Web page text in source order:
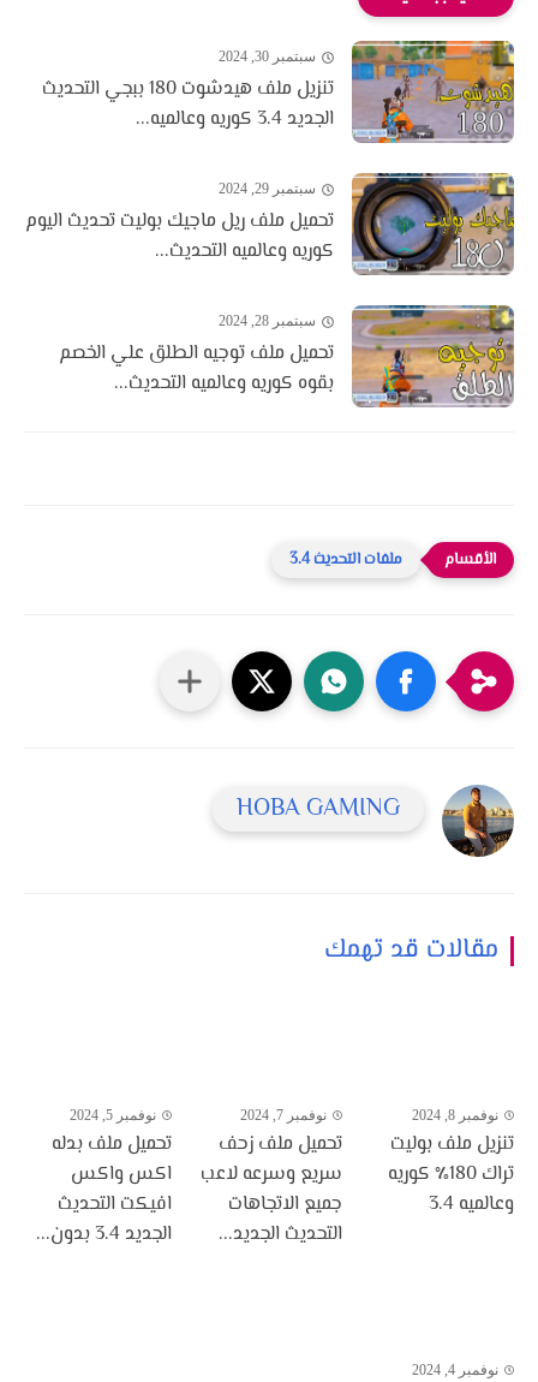
سبتمبر 30, 2024
تنزيل ملف هيدشوت 180 ببجي التحديث
الجديد 3.4 كوريه وعالميه...
سبتمبر 29, 2024
تحميل ملف ريل ماجيك بوليت تحديث اليوم
كوريه وعالميه التحديث...
سبتمبر 28, 2024
تحميل ملف توجيه الطلق علي الخصم
بقوه كوريه وعالميه التحديث...
ملفات التحديث 3.4
HOBA GAMING
مقالات قد تهمك
نوفمبر 8, 2024
تنزيل ملف بوليت
تراك 180٪ كوريه
وعالميه 3.4
نوفمبر 7, 2024
تحميل ملف زحف
سريع وسرعه لاعب
جميع الاتجاهات
التحديث الجديد...
نوفمبر 5, 2024
تحميل ملف بدله
اكس واكس
افيكت التحديث
الجديد 3.4 بدون...
نوفمبر 4, 2024